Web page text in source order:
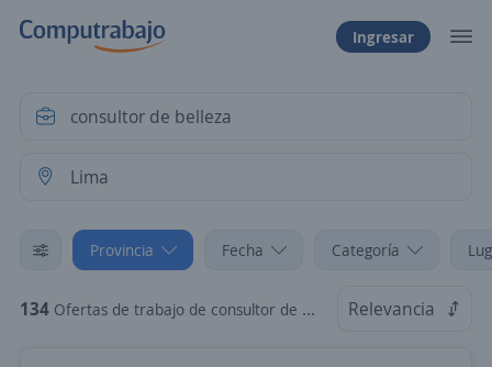
Ingresar
Provincia Fecha Categoría
134 Ofertas de trabajo de consultor de belleza en Lima Relevancia